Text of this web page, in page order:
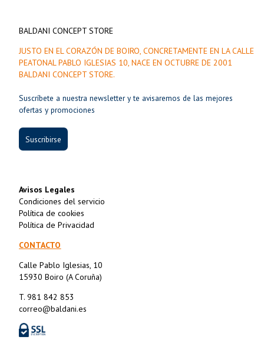
BALDANI CONCEPT STORE
JUSTO EN EL CORAZÓN DE BOIRO, CONCRETAMENTE EN LA CALLE
PEATONAL PABLO IGLESIAS 10, NACE EN OCTUBRE DE 2001
BALDANI CONCEPT STORE.
Suscríbete a nuestra newsletter y te avisaremos de las mejores
ofertas y promociones
Suscribirse
Avisos Legales
Condiciones del servicio
Política de cookies
Política de Privacidad
CONTACTO
Calle Pablo Iglesias, 10
15930 Boiro (A Coruña)
T. 981 842 853
correo@baldani.es